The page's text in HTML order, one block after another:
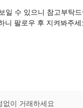
일 수 있으니 참고부탁
니 팔로우 후 지켜봐주
이 거래하세요